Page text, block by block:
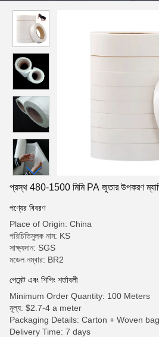
প্রস্থ 480-1500 মিমি PA জুতার উপকরণ
পণ্যের বিবরণ
Place of Origin: China
পরিচিতিমুলক নাম: KS
সাক্ষ্যদান: SGS
মডেল নম্বার: BR2
পেমেন্ট এবং শিপিং শর্তাবলী
Minimum Order Quantity: 100 Meters
মূল্য: $2.7-4 a meter
Packaging Details: Carton + Woven bag
Delivery Time: 7 days